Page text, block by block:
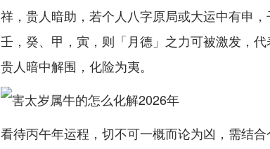
祥，贵人暗助，若个人八字原局或大运中有申
壬，癸、甲，寅，则「月德」之力可被激发，
贵人暗中解围，化险为夷。
看待丙午年运程，切不可一概而论为凶，需结